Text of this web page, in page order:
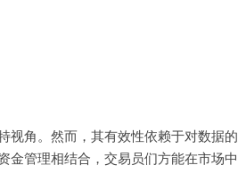
视角。然而，其有效性依赖于对数据的
金管理相结合，交易员们方能在市场中